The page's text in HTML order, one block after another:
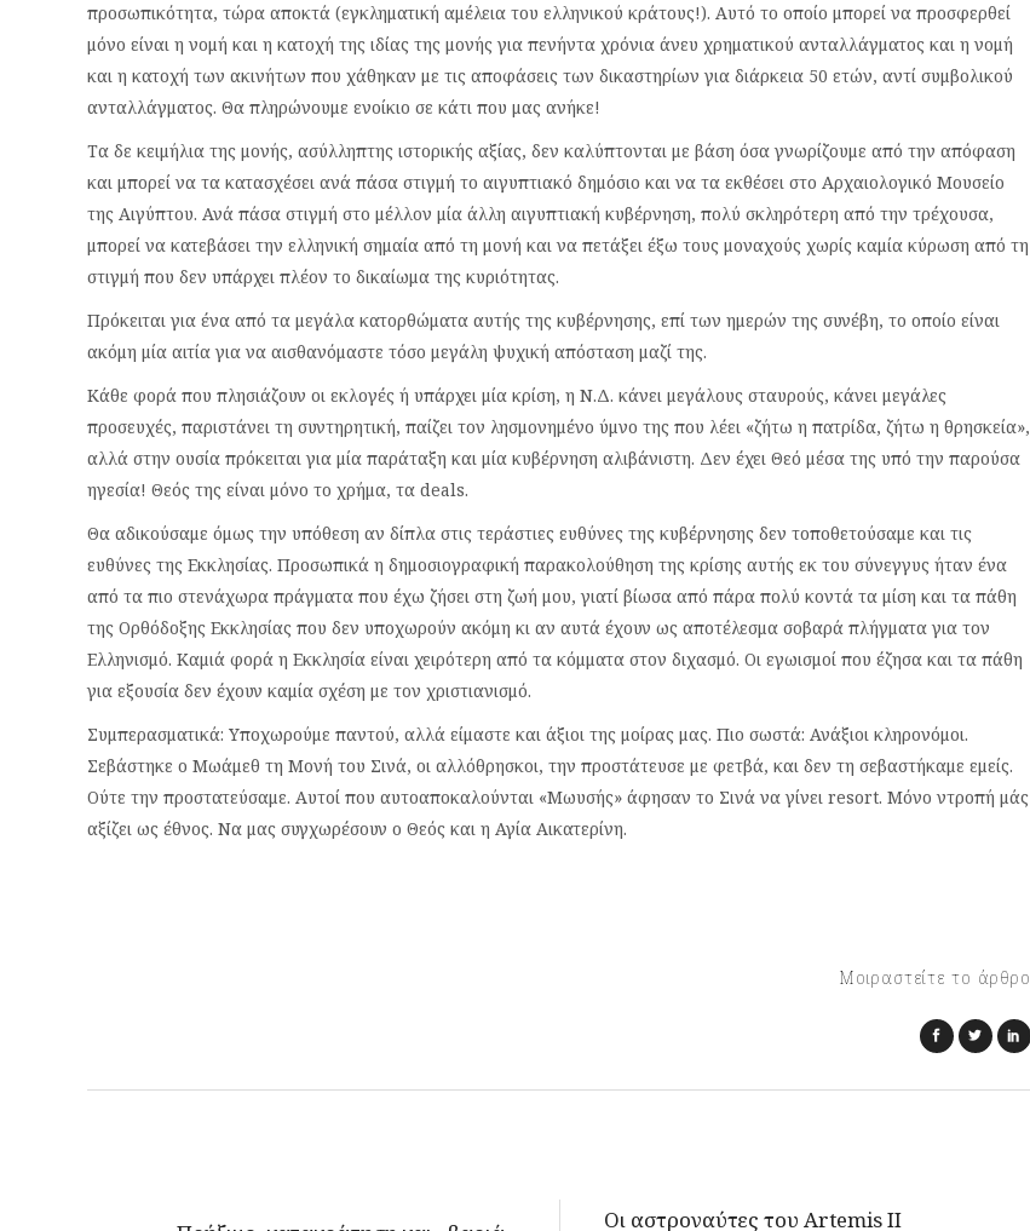
προσωπικότητα, τώρα αποκτά (εγκληματική αμέλεια του ελληνικού κράτους!). Αυτό το οποίο μπορεί να προσφερθεί
μόνο είναι η νομή και η κατοχή της ιδίας της μονής για πενήντα χρόνια άνευ χρηματικού ανταλλάγματος και η νομή
και η κατοχή των ακινήτων που χάθηκαν με τις αποφάσεις των δικαστηρίων για διάρκεια 50 ετών, αντί συμβολικού
ανταλλάγματος. Θα πληρώνουμε ενοίκιο σε κάτι που μας ανήκε!
Τα δε κειμήλια της μονής, ασύλληπτης ιστορικής αξίας, δεν καλύπτονται με βάση όσα γνωρίζουμε από την απόφαση
και μπορεί να τα κατασχέσει ανά πάσα στιγμή το αιγυπτιακό δημόσιο και να τα εκθέσει στο Αρχαιολογικό Μουσείο
της Αιγύπτου. Ανά πάσα στιγμή στο μέλλον μία άλλη αιγυπτιακή κυβέρνηση, πολύ σκληρότερη από την τρέχουσα,
μπορεί να κατεβάσει την ελληνική σημαία από τη μονή και να πετάξει έξω τους μοναχούς χωρίς καμία κύρωση από τη
στιγμή που δεν υπάρχει πλέον το δικαίωμα της κυριότητας.
Πρόκειται για ένα από τα μεγάλα κατορθώματα αυτής της κυβέρνησης, επί των ημερών της συνέβη, το οποίο είναι
ακόμη μία αιτία για να αισθανόμαστε τόσο μεγάλη ψυχική απόσταση μαζί της.
Κάθε φορά που πλησιάζουν οι εκλογές ή υπάρχει μία κρίση, η Ν.Δ. κάνει μεγάλους σταυρούς, κάνει μεγάλες
προσευχές, παριστάνει τη συντηρητική, παίζει τον λησμονημένο ύμνο της που λέει «ζήτω η πατρίδα, ζήτω η θρησκεία»,
αλλά στην ουσία πρόκειται για μία παράταξη και μία κυβέρνηση αλιβάνιστη. Δεν έχει Θεό μέσα της υπό την παρούσα
ηγεσία! Θεός της είναι μόνο το χρήμα, τα deals.
Θα αδικούσαμε όμως την υπόθεση αν δίπλα στις τεράστιες ευθύνες της κυβέρνησης δεν τοποθετούσαμε και τις
ευθύνες της Εκκλησίας. Προσωπικά η δημοσιογραφική παρακολούθηση της κρίσης αυτής εκ του σύνεγγυς ήταν ένα
από τα πιο στενάχωρα πράγματα που έχω ζήσει στη ζωή μου, γιατί βίωσα από πάρα πολύ κοντά τα μίση και τα πάθη
της Ορθόδοξης Εκκλησίας που δεν υποχωρούν ακόμη κι αν αυτά έχουν ως αποτέλεσμα σοβαρά πλήγματα για τον
Ελληνισμό. Καμιά φορά η Εκκλησία είναι χειρότερη από τα κόμματα στον διχασμό. Οι εγωισμοί που έζησα και τα πάθη
για εξουσία δεν έχουν καμία σχέση με τον χριστιανισμό.
Συμπερασματικά: Υποχωρούμε παντού, αλλά είμαστε και άξιοι της μοίρας μας. Πιο σωστά: Ανάξιοι κληρονόμοι.
Σεβάστηκε ο Μωάμεθ τη Μονή του Σινά, οι αλλόθρησκοι, την προστάτευσε με φετβά, και δεν τη σεβαστήκαμε εμείς.
Ούτε την προστατεύσαμε. Αυτοί που αυτοαποκαλούνται «Μωυσής» άφησαν το Σινά να γίνει resort. Μόνο ντροπή μάς
αξίζει ως έθνος. Να μας συγχωρέσουν ο Θεός και η Αγία Αικατερίνη.
Μοιραστείτε το άρθρο
Οι αστροναύτες του Artemis II